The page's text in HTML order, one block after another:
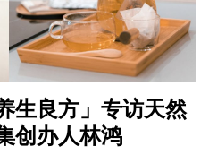
生良方」专访天然
创办人林鸿